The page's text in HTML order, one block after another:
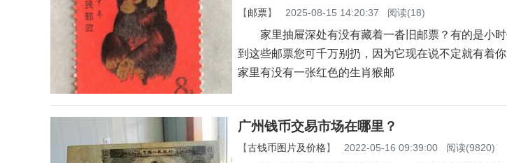
【邮票】 2025-08-15 14:20:37 阅读(18)
家里抽屉深处有没有藏着一沓旧邮票？有的是小时
到这些邮票您可千万别扔，因为它现在说不定就有着
家里有没有一张红色的生肖猴邮
广州钱币交易市场在哪里？
【古钱币图片及价格】 2022-05-16 09:39:00 阅读(9820)